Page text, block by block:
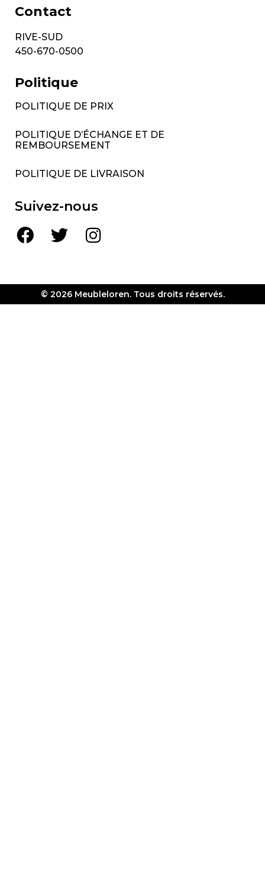
Contact
RIVE-SUD
450-670-0500
Politique
POLITIQUE DE PRIX
POLITIQUE D’ÉCHANGE ET DE
REMBOURSEMENT
POLITIQUE DE LIVRAISON
Suivez-nous
© 2026 Meubleloren. Tous droits réservés.